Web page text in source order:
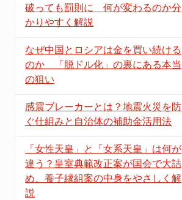
破っても罰則に 何が変わるのか分
かりやすく解説
なぜ中国とロシアは金を買い続ける
のか 「脱ドル化」の裏にある本当
の狙い
感震ブレーカーとは？地震火災を防
ぐ仕組みと自治体の補助金活用法
「女性天皇」と「女系天皇」は何が
違う？皇室典範改正案が国会で大詰
め、養子縁組案の中身をやさしく解
説